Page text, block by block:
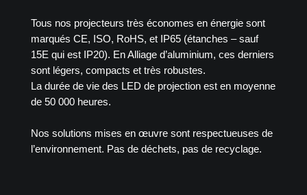
Tous nos projecteurs très économes en énergie sont
marqués CE, ISO, RoHS, et IP65 (étanches – sauf
15E qui est IP20). En Alliage d’aluminium, ces derniers
sont légers, compacts et très robustes.
La durée de vie des LED de projection est en moyenne
de 50 000 heures.
Nos solutions mises en œuvre sont respectueuses de
l’environnement. Pas de déchets, pas de recyclage.